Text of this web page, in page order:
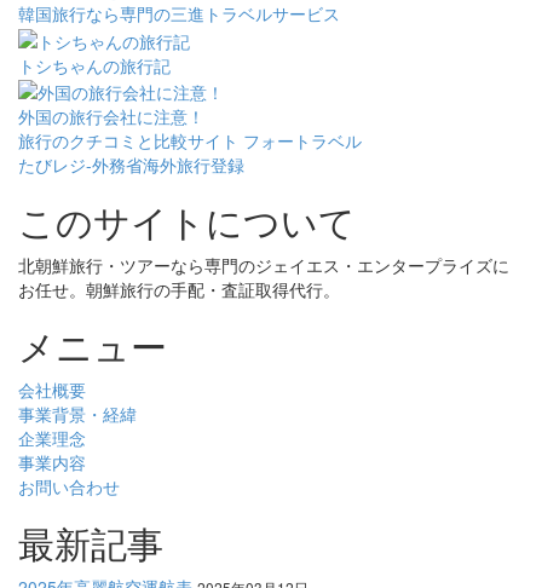
韓国旅行なら専門の三進トラベルサービス
トシちゃんの旅行記
外国の旅行会社に注意！
旅行のクチコミと比較サイト フォートラベル
たびレジ-外務省海外旅行登録
このサイトについて
北朝鮮旅行・ツアーなら専門のジェイエス・エンタープライズに
お任せ。朝鮮旅行の手配・査証取得代行。
メニュー
会社概要
事業背景・経緯
企業理念
事業内容
お問い合わせ
最新記事